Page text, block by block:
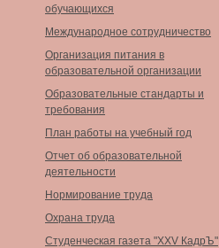
обучающихся
Международное сотрудничество
Организация питания в
образовательной организации
Образовательные стандарты и
требования
План работы на учебный год
Отчет об образовательной
деятельности
Нормирование труда
Охрана труда
Студенческая газета "XXV КадрЪ"